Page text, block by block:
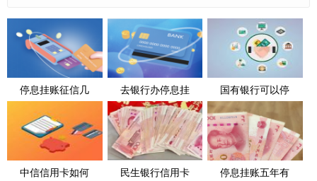
停息挂账征信几 去银行办停息挂 国有银行可以停
中信信用卡如何 民生银行信用卡 停息挂账五年有